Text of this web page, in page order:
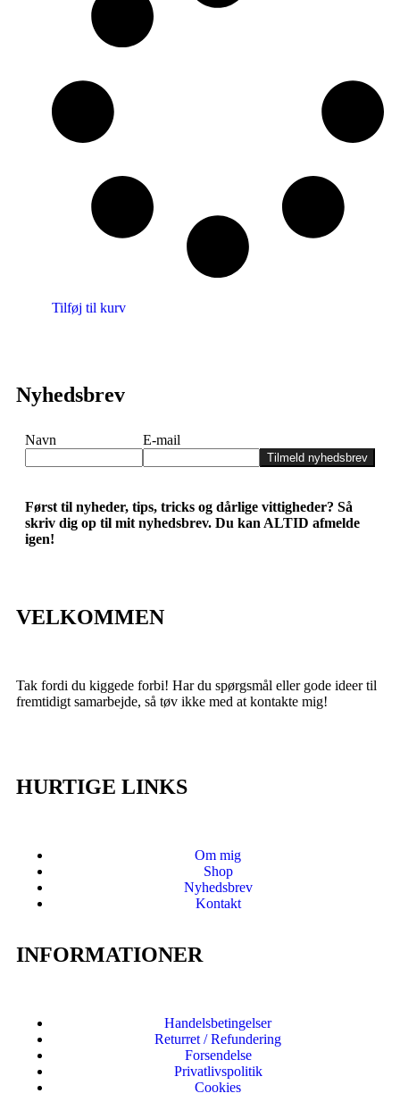
Tilføj til kurv
Nyhedsbrev
Navn E-mail
Tilmeld nyhedsbrev
Først til nyheder, tips, tricks og dårlige vittigheder? Så
skriv dig op til mit nyhedsbrev. Du kan ALTID afmelde
igen!
VELKOMMEN
Tak fordi du kiggede forbi! Har du spørgsmål eller gode ideer til
fremtidigt samarbejde, så tøv ikke med at kontakte mig!
HURTIGE LINKS
Om mig
Shop
Nyhedsbrev
Kontakt
INFORMATIONER
Handelsbetingelser
Returret / Refundering
Forsendelse
Privatlivspolitik
Cookies